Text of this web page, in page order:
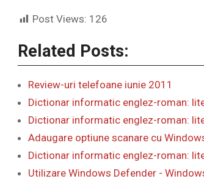
Post Views: 126
Related Posts:
Review-uri telefoane iunie 2011
Dictionar informatic englez-roman:
Dictionar informatic englez-roman:
Adaugare optiune scanare cu
Dictionar informatic englez-roman:
Utilizare Windows Defender -